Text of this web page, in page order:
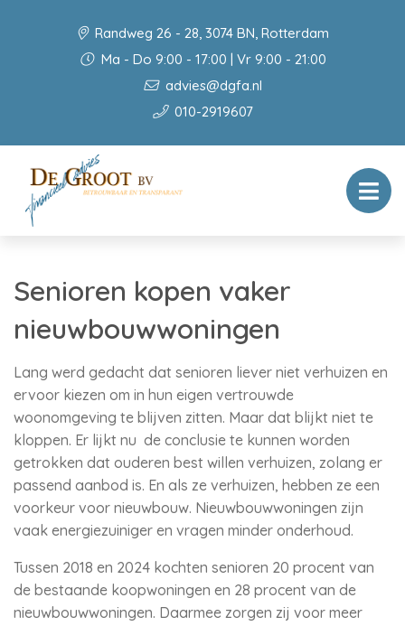
Randweg 26 - 28, 3074 BN, Rotterdam
Ma - Do 9:00 - 17:00 | Vr 9:00 - 21:00
advies@dgfa.nl
010-2919607
Senioren kopen vaker
nieuwbouwwoningen
Lang werd gedacht dat senioren liever niet verhuizen en
ervoor kiezen om in hun eigen vertrouwde
woonomgeving te blijven zitten. Maar dat blijkt niet te
kloppen. Er lijkt nu de conclusie te kunnen worden
getrokken dat ouderen best willen verhuizen, zolang er
passend aanbod is. En als ze verhuizen, hebben ze een
voorkeur voor nieuwbouw. Nieuwbouwwoningen zijn
vaak energiezuiniger en vragen minder onderhoud.
Tussen 2018 en 2024 kochten senioren 20 procent van
de bestaande koopwoningen en 28 procent van de
nieuwbouwwoningen. Daarmee zorgen zij voor meer